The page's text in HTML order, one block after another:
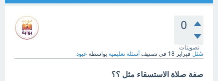
0
تصويتات
سُئل فبراير 18 في تصنيف أسئلة تعليمية بواسطة عبود
صفة صلاة الاستسقاء مثل ؟؟